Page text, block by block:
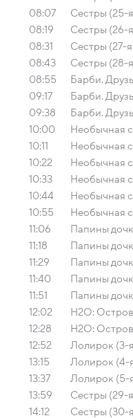
08:07
Сестры (25-
08:19
Сестры (26-
08:31
Сестры (27-
08:43
Сестры (28-
08:55
Барби.
09:17
Барби.
09:38
Барби.
10:00
Необычная
10:11
Необычная
10:22
Необычная
10:33
Необычная
10:44
Необычная
10:55
Необычная
11:06
Папины
11:18
Папины
11:29
Папины
11:40
Папины
11:51
Папины
12:02
H2O:
12:28
H2O:
12:52
Лолирок (3-
13:15
Лолирок (4-
13:37
Лолирок (5-
13:59
Сестры (29-
14:12
Сестры (30-